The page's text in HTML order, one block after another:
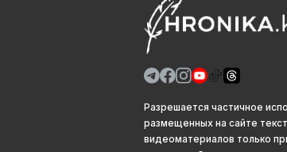
Разрешается частичное
размещенных на сайте
видеоматериалов только